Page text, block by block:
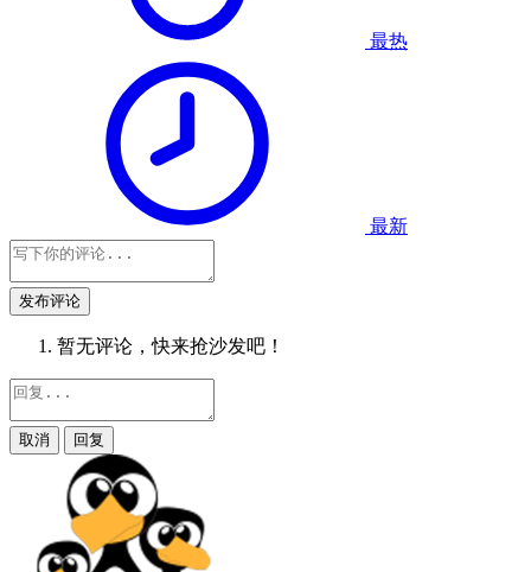
最热
最新
发布评论
暂无评论，快来抢沙发吧！
取消 回复